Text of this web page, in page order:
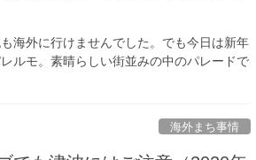
海外に行けませんでした。でも今日は新年
ルモ。素晴らしい街並みの中のパレードで
海外まち事情